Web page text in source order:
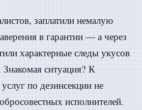
заплатили немалую
в гарантии — а через
характерные следы укусов
ситуация? К
по дезинсекции не
исполнителей.